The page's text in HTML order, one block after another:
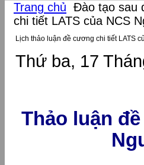
Trang chủ Đào tạo sau
chi tiết LATS của NCS
Lịch thảo luận đề cương chi tiết LATS
Thứ ba, 17
Thảo luận